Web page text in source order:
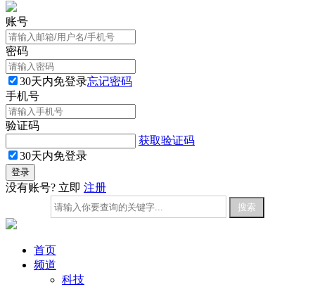
账号
密码
30天内免登录忘记密码
手机号
验证码
获取验证码
30天内免登录
没有账号? 立即 注册
首页
频道
科技